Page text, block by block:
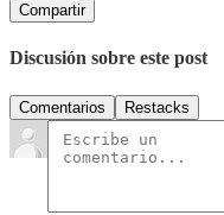
Compartir
Discusión sobre este post
Comentarios Restacks